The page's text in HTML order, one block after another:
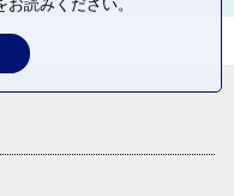
お読みください。